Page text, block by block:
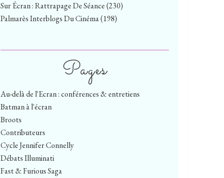
Sur Écran : Rattrapage De Séance(230)
Palmarès Interblogs Du Cinéma(198)
Pages
Au-delà de l'Ecran : conférences & entretiens
Batman à l'écran
Broots
Contributeurs
Cycle Jennifer Connelly
Débats Illuminati
Fast & Furious Saga